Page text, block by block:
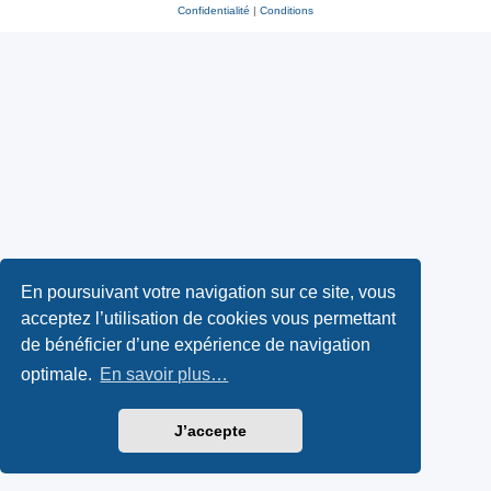
En poursuivant votre navigation sur ce site, vous
acceptez l’utilisation de cookies vous permettant
de bénéficier d’une expérience de navigation
optimale. En savoir plus…
J’accepte
Confidentialité | Conditions